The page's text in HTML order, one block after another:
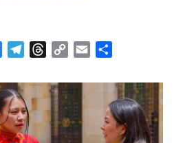
BlueskyTelegramThreads
Copy Email